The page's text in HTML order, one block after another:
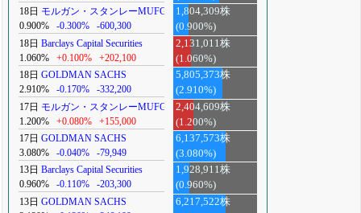
18日 モルガン・スタンレーMUFG
0.900%
-0.300% -600,300
1,804,309株
(0.900%)
18日 Barclays Capital Securities
1.060%
+0.100% +202,100
2,131,011株
(1.060%)
18日 GOLDMAN SACHS
2.910%
-0.170% -332,200
5,805,373株
(2.910%)
17日 モルガン・スタンレーMUFG
1.200%
+0.080% +155,000
2,404,609株
(1.200%)
17日 GOLDMAN SACHS
3.080%
-0.040% -79,949
6,137,573株
(3.080%)
13日 Barclays Capital Securities
0.960%
-0.110% -203,300
1,928,911株
(0.960%)
13日 GOLDMAN SACHS
6,217,522株